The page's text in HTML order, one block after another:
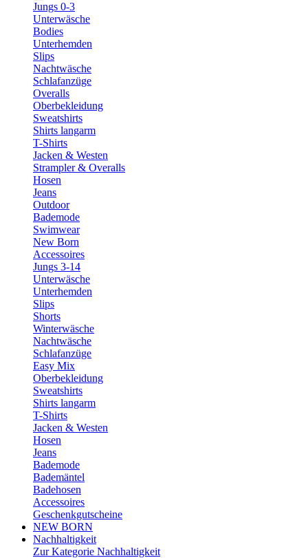
Jungs 0-3
Unterwäsche
Bodies
Unterhemden
Slips
Nachtwäsche
Schlafanzüge
Overalls
Oberbekleidung
Sweatshirts
Shirts langarm
T-Shirts
Jacken & Westen
Strampler & Overalls
Hosen
Jeans
Outdoor
Bademode
Swimwear
New Born
Accessoires
Jungs 3-14
Unterwäsche
Unterhemden
Slips
Shorts
Winterwäsche
Nachtwäsche
Schlafanzüge
Easy Mix
Oberbekleidung
Sweatshirts
Shirts langarm
T-Shirts
Jacken & Westen
Hosen
Jeans
Bademode
Bademäntel
Badehosen
Accessoires
Geschenkgutscheine
NEW BORN
Nachhaltigkeit
Zur Kategorie Nachhaltigkeit